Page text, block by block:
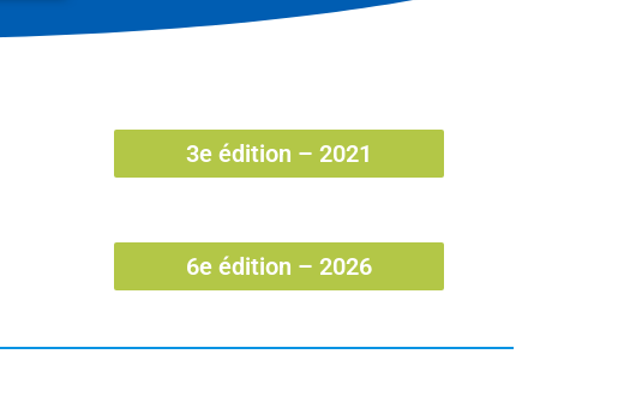
3e édition – 2021
6e édition – 2026